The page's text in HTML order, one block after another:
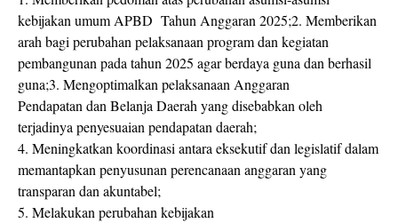
kebijakan umum APBD Tahun Anggaran 2025;2. Memberikan
arah bagi perubahan pelaksanaan program dan kegiatan
pembangunan pada tahun 2025 agar berdaya guna dan berhasil
guna;3. Mengoptimalkan pelaksanaan Anggaran
Pendapatan dan Belanja Daerah yang disebabkan oleh
terjadinya penyesuaian pendapatan daerah;
4. Meningkatkan koordinasi antara eksekutif dan legislatif dalam
memantapkan penyusunan perencanaan anggaran yang
transparan dan akuntabel;
5. Melakukan perubahan kebijakan